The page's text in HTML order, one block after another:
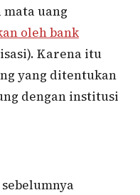
uang
oleh bank
Karena itu
yang ditentukan
dengan institusi